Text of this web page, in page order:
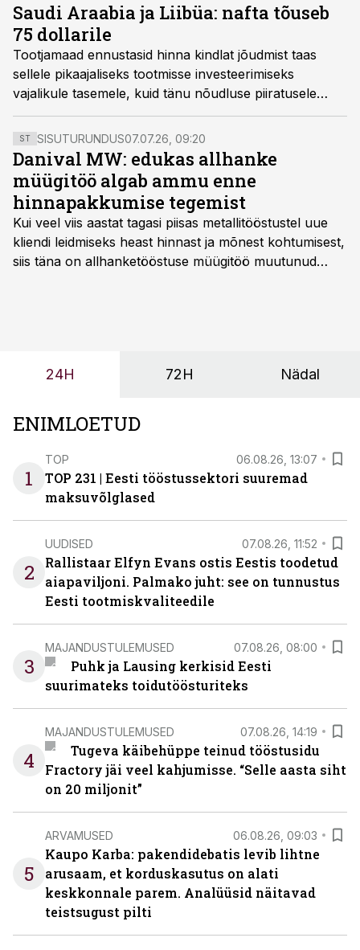
Saudi Araabia ja Liibüa: nafta tõuseb
75 dollarile
Tootjamaad ennustasid hinna kindlat jõudmist taas
sellele pikaajaliseks tootmisse investeerimiseks
vajalikule tasemele, kuid tänu nõudluse piiratusele
mitte väga ruttu.
ST SISUTURUNDUS07.07.26, 09:20
Danival MW: edukas allhanke
müügitöö algab ammu enne
hinnapakkumise tegemist
Kui veel viis aastat tagasi piisas metallitööstustel uue
kliendi leidmiseks heast hinnast ja mõnest kohtumisest,
siis täna on allhanketööstuse müügitöö muutunud
24H 72H Nädal
ENIMLOETUD
1
TOP 06.08.26, 13:07
TOP 231 | Eesti tööstussektori suuremad
maksuvõlglased
2
UUDISED 07.08.26, 11:52
Rallistaar Elfyn Evans ostis Eestis toodetud
aiapaviljoni. Palmako juht: see on tunnustus
Eesti tootmiskvaliteedile
3
MAJANDUSTULEMUSED 07.08.26, 08:00
Puhk ja Lausing kerkisid Eesti
suurimateks toidutöösturiteks
4
MAJANDUSTULEMUSED 07.08.26, 14:19
Tugeva käibehüppe teinud tööstusidu
Fractory jäi veel kahjumisse. “Selle aasta siht
on 20 miljonit”
5
ARVAMUSED 06.08.26, 09:03
Kaupo Karba: pakendidebatis levib lihtne
arusaam, et korduskasutus on alati
keskkonnale parem. Analüüsid näitavad
teistsugust pilti